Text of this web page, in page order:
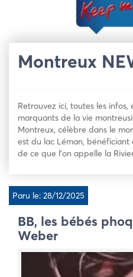
Montreux
Retrouvez ici, toutes les
marquants de la vie
Montreux, célèbre dans le
est du lac Léman, bénéficiant
de ce que l’on appelle la
Paru le: 28/12/2025
BB, les bébés
Weber